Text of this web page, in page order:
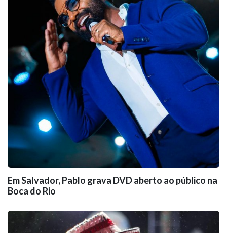
Em Salvador, Pablo grava DVD aberto ao público na
Boca do Rio